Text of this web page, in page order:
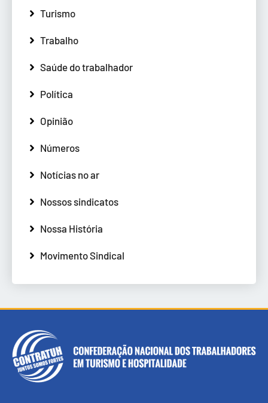
Turismo
Trabalho
Saúde do trabalhador
Política
Opinião
Números
Notícias no ar
Nossos sindicatos
Nossa História
Movimento Sindical